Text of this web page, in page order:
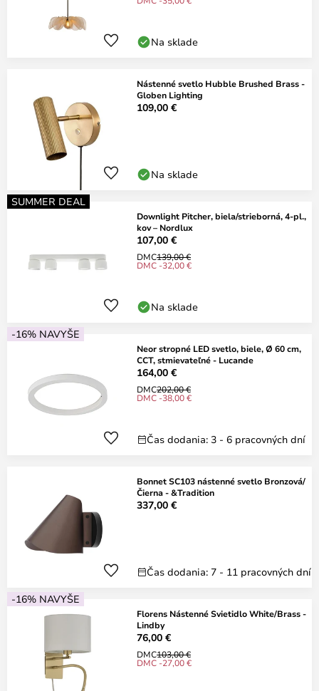
Na sklade
Nástenné svetlo Hubble Brushed Brass -
Globen Lighting
109,00 €
Na sklade
SUMMER DEAL
Downlight Pitcher, biela/strieborná, 4-pl.,
kov – Nordlux
107,00 €
DMC139,00 €
DMC -32,00 €
Na sklade
-16% NAVYŠE
Neor stropné LED svetlo, biele, Ø 60 cm,
CCT, stmievateľné - Lucande
164,00 €
DMC202,00 €
DMC -38,00 €
Čas dodania: 3 - 6 pracovných dní
Bonnet SC103 nástenné svetlo Bronzová/
Čierna - &Tradition
337,00 €
Čas dodania: 7 - 11 pracovných dní
-16% NAVYŠE
Florens Nástenné Svietidlo White/Brass -
Lindby
76,00 €
DMC103,00 €
DMC -27,00 €